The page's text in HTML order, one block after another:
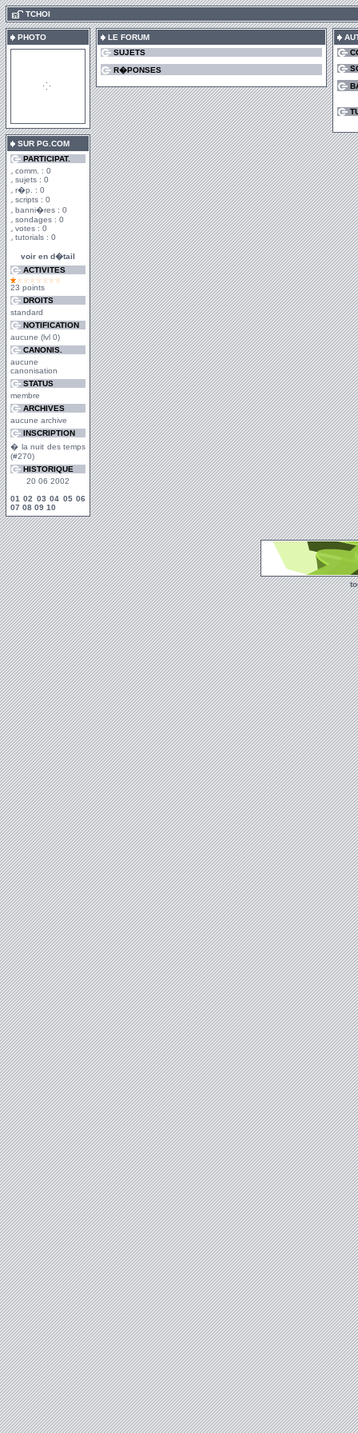
TCHOI
PHOTO
SUR PG.COM
PARTICIPAT.
comm. : 0
sujets : 0
r�p. : 0
scripts : 0
banni�res : 0
sondages : 0
votes : 0
tutorials : 0
voir en d�tail
ACTIVITES
23 points
DROITS
standard
NOTIFICATION
aucune (lvl 0)
CANONIS.
aucune
canonisation
STATUS
membre
ARCHIVES
aucune archive
INSCRIPTION
� la nuit des temps
(#270)
HISTORIQUE
20 06 2002
01 02 03 04 05 06
07 08 09 10
LE FORUM
SUJETS
R�PONSES